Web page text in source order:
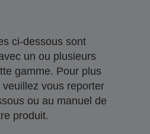
ci-dessous sont
un ou plusieurs
gamme. Pour plus
veuillez vous reporter
ou au manuel de
produit.